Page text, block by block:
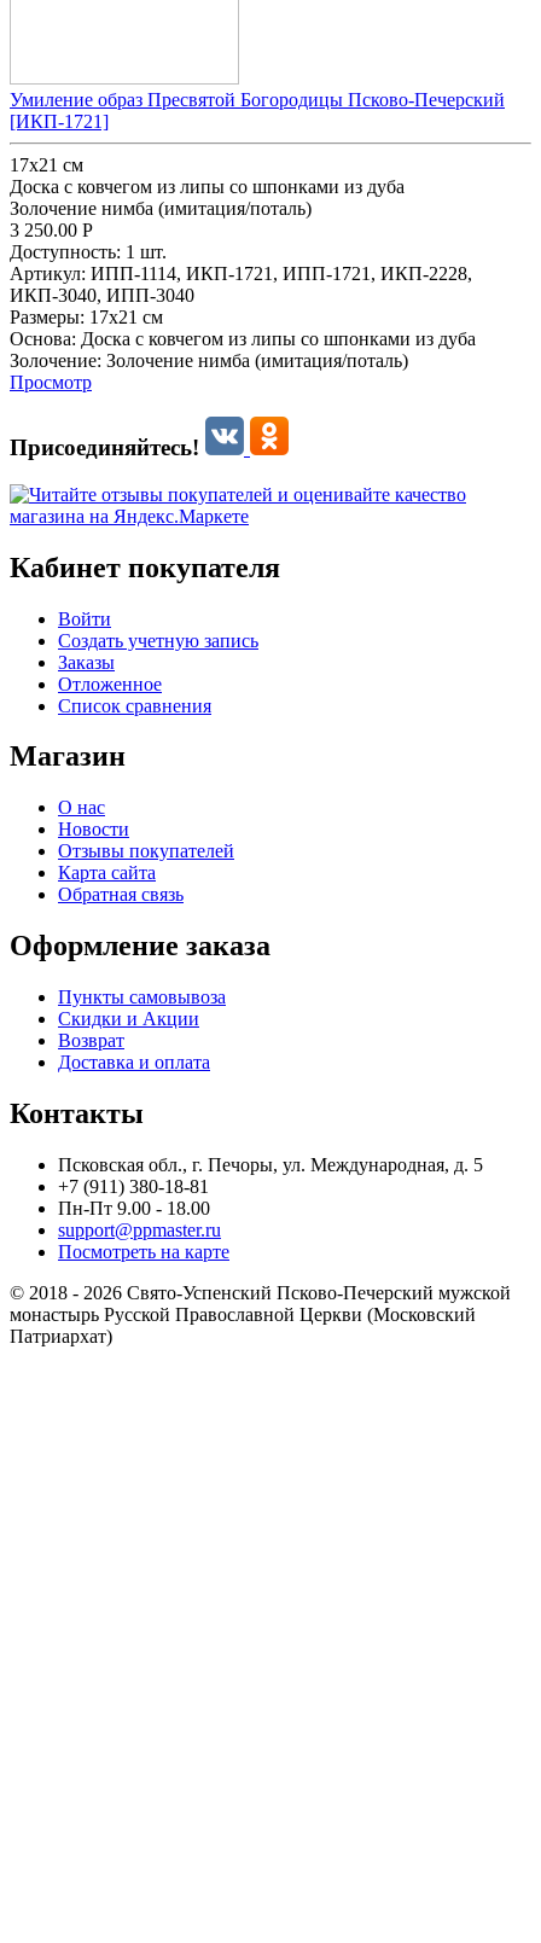
Умиление образ Пресвятой Богородицы Псково-Печерский
[ИКП-1721]
17х21 см
Доска с ковчегом из липы со шпонками из дуба
Золочение нимба (имитация/поталь)
3 250.00 Р
Доступность: 1 шт.
Артикул: ИПП-1114, ИКП-1721, ИПП-1721, ИКП-2228,
ИКП-3040, ИПП-3040
Размеры: 17х21 см
Основа: Доска с ковчегом из липы со шпонками из дуба
Золочение: Золочение нимба (имитация/поталь)
Просмотр
Присоединяйтесь!
Кабинет покупателя
Войти
Создать учетную запись
Заказы
Отложенное
Список сравнения
Магазин
О нас
Новости
Отзывы покупателей
Карта сайта
Обратная связь
Оформление заказа
Пункты самовывоза
Скидки и Акции
Возврат
Доставка и оплата
Контакты
Псковская обл., г. Печоры, ул. Международная, д. 5
+7 (911) 380-18-81
Пн-Пт 9.00 - 18.00
support@ppmaster.ru
Посмотреть на карте
© 2018 - 2026 Свято-Успенский Псково-Печерский мужской
монастырь Русской Православной Церкви (Московский
Патриархат)